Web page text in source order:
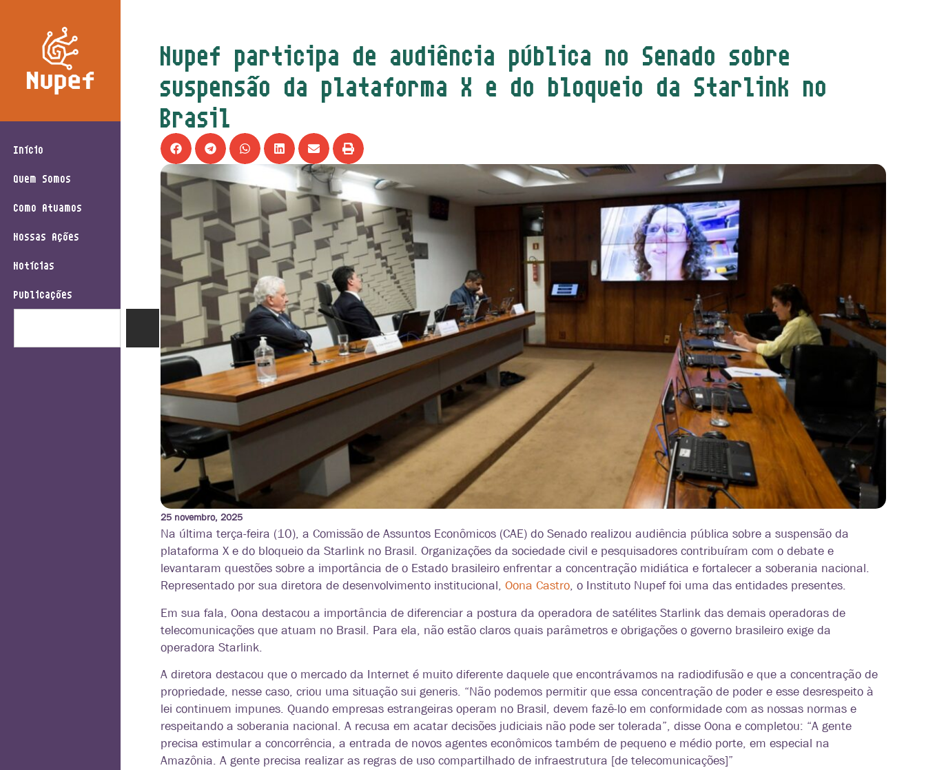
Início
Quem Somos
Como Atuamos
Nossas Ações
Notícias
Publicações
Nupef participa de audiência pública no Senado sobre
suspensão da plataforma X e do bloqueio da Starlink no
Brasil
25 novembro, 2025
Na última terça-feira (10), a Comissão de Assuntos Econômicos (CAE) do Senado realizou audiência pública sobre a suspensão da
plataforma X e do bloqueio da Starlink no Brasil. Organizações da sociedade civil e pesquisadores contribuíram com o debate e
levantaram questões sobre a importância de o Estado brasileiro enfrentar a concentração midiática e fortalecer a soberania nacional.
Representado por sua diretora de desenvolvimento institucional,Oona Castro, o Instituto Nupef foi uma das entidades presentes.
Em sua fala, Oona destacou a importância de diferenciar a postura da operadora de satélites Starlink das demais operadoras de
telecomunicações que atuam no Brasil. Para ela, não estão claros quais parâmetros e obrigações o governo brasileiro exige da
operadora Starlink.
A diretora destacou que o mercado da Internet é muito diferente daquele que encontrávamos na radiodifusão e que a concentração de
propriedade, nesse caso, criou uma situação sui generis. “Não podemos permitir que essa concentração de poder e esse desrespeito à
lei continuem impunes. Quando empresas estrangeiras operam no Brasil, devem fazê-lo em conformidade com as nossas normas e
respeitando a soberania nacional. A recusa em acatar decisões judiciais não pode ser tolerada”, disse Oona e completou: “A gente
precisa estimular a concorrência, a entrada de novos agentes econômicos também de pequeno e médio porte, em especial na
Amazônia. A gente precisa realizar as regras de uso compartilhado de infraestrutura [de telecomunicações]”